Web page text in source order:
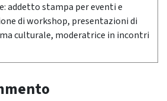
addetto stampa per eventi e
di workshop, presentazioni di
culturale, moderatrice in incontri